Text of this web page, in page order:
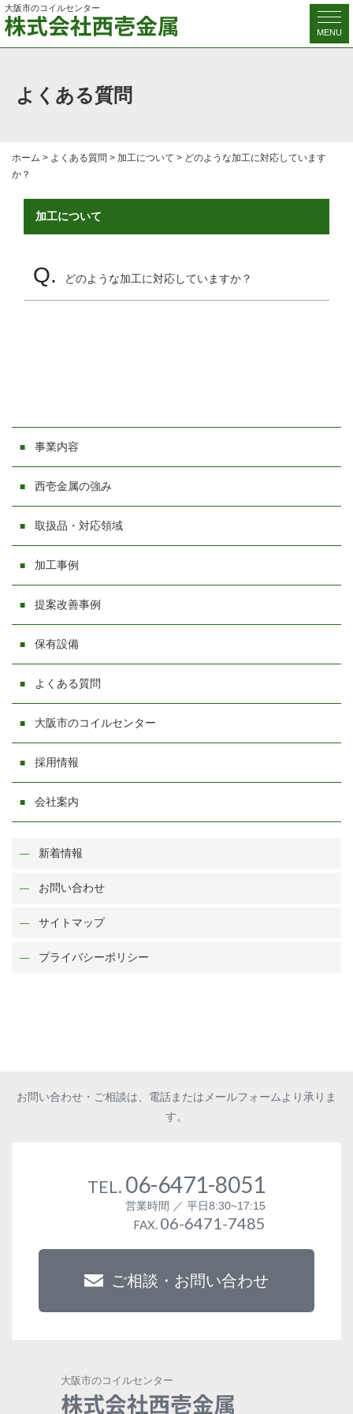
MENU
大阪市のコイルセンター
よくある質問
ホーム > よくある質問 > 加工について > どのような加工に対応しています
か？
加工について
Q. どのような加工に対応していますか？
事業内容
西壱金属の強み
取扱品・対応領域
加工事例
提案改善事例
保有設備
よくある質問
大阪市のコイルセンター
採用情報
会社案内
新着情報
お問い合わせ
サイトマップ
プライバシーポリシー
お問い合わせ・ご相談は、電話またはメールフォームより承りま
す。
TEL. 06-6471-8051
営業時間 ／ 平日8:30~17:15
FAX. 06-6471-7485
ご相談・お問い合わせ
大阪市のコイルセンター